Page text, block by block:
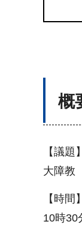
概
【議題】
大障教
【時間】
10時30